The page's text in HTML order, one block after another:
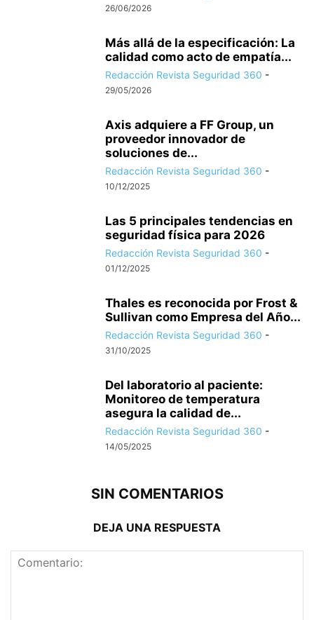
26/06/2026
Más allá de la especificación: La
calidad como acto de empatía...
Redacción Revista Seguridad 360 -
29/05/2026
Axis adquiere a FF Group, un
proveedor innovador de
soluciones de...
Redacción Revista Seguridad 360 -
10/12/2025
Las 5 principales tendencias en
seguridad física para 2026
Redacción Revista Seguridad 360 -
01/12/2025
Thales es reconocida por Frost &
Sullivan como Empresa del Año...
Redacción Revista Seguridad 360 -
31/10/2025
Del laboratorio al paciente:
Monitoreo de temperatura
asegura la calidad de...
Redacción Revista Seguridad 360 -
14/05/2025
SIN COMENTARIOS
DEJA UNA RESPUESTA